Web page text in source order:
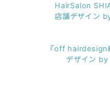
HairSalon
店舗デザイン
『off
デザイン